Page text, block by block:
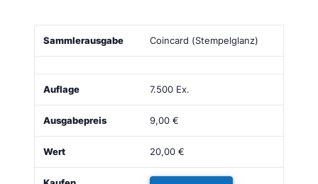
Sammlerausgabe Bild Auflage Ausgabepreis
Coincard (Stempelglanz)
7.500 Ex.
9,00 €
20,00 €